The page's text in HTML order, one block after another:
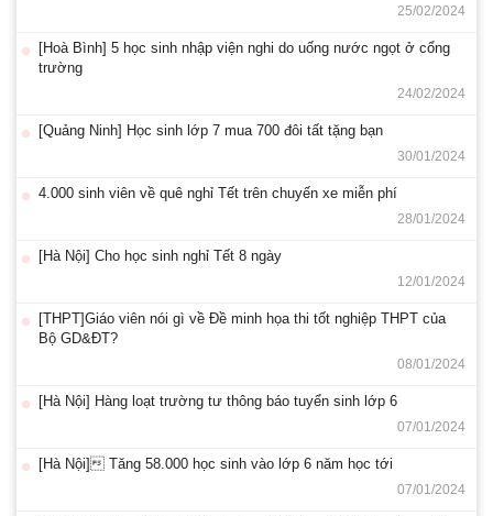
25/02/2024
[Hoà Bình] 5 học sinh nhập viện nghi do uống nước ngọt ở cổng
trường
24/02/2024
[Quảng Ninh] Học sinh lớp 7 mua 700 đôi tất tặng bạn
30/01/2024
4.000 sinh viên về quê nghỉ Tết trên chuyến xe miễn phí
28/01/2024
[Hà Nội] Cho học sinh nghỉ Tết 8 ngày
12/01/2024
[THPT]Giáo viên nói gì về Đề minh họa thi tốt nghiệp THPT của
Bộ GD&ĐT?
08/01/2024
[Hà Nội] Hàng loạt trường tư thông báo tuyển sinh lớp 6
07/01/2024
[Hà Nội] Tăng 58.000 học sinh vào lớp 6 năm học tới
07/01/2024